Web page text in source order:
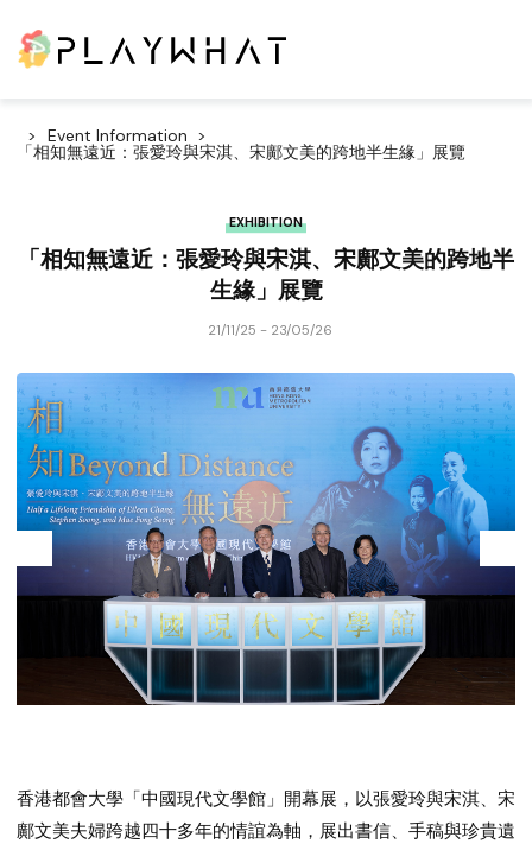
Event Information
「相知無遠近：張愛玲與宋淇、宋鄺文美的跨地半生緣」展覽
EXHIBITION
「相知無遠近：張愛玲與宋淇、宋鄺文美的跨地半
生緣」展覽
21/11/25 - 23/05/26
香港都會大學「中國現代文學館」開幕展，以張愛玲與宋淇、宋
鄺文美夫婦跨越四十多年的情誼為軸，展出書信、手稿與珍貴遺